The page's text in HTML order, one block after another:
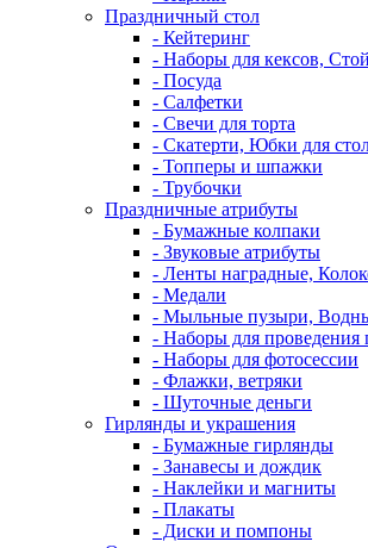
Праздничный стол
- Кейтеринг
- Наборы для кексов,
- Посуда
- Салфетки
- Свечи для торта
- Скатерти, Юбки для
- Топперы и шпажки
- Трубочки
Праздничные атрибуты
- Бумажные колпаки
- Звуковые атрибуты
- Ленты наградные,
- Медали
- Мыльные пузыри,
- Наборы для проведения
- Наборы для фотосессии
- Флажки, ветряки
- Шуточные деньги
Гирлянды и украшения
- Бумажные гирлянды
- Занавесы и дождик
- Наклейки и магниты
- Плакаты
- Диски и помпоны